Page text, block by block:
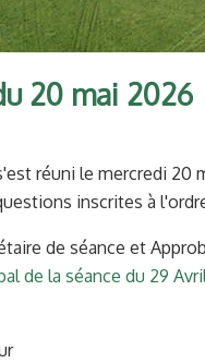
20 mai 2026
réuni le mercredi 20
inscrites à
de séance et
de la séance du 29